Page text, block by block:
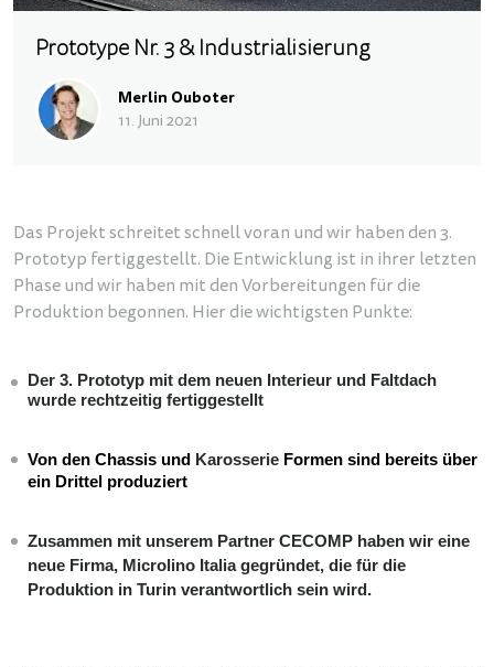
Prototype Nr. 3 & Industrialisierung
Merlin Ouboter
11. Juni 2021
Das Projekt schreitet schnell voran und wir haben den 3.
Prototyp fertiggestellt. Die Entwicklung ist in ihrer letzten
Phase und wir haben mit den Vorbereitungen für die
Produktion begonnen. Hier die wichtigsten Punkte:
Der 3. Prototyp mit dem neuen Interieur und Faltdach
wurde rechtzeitig fertiggestellt
Von den Chassis und KarosserieFormen sind bereits über
ein Drittel produziert
Zusammen mit unserem Partner CECOMP haben wir eine
neue Firma, Microlino Italia gegründet, die für die
Produktion in Turin verantwortlich sein wird.